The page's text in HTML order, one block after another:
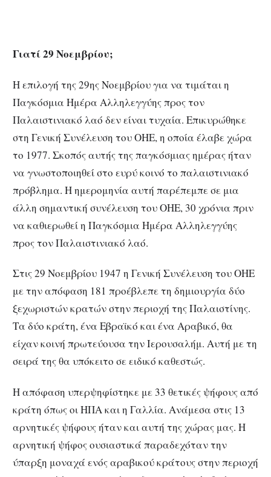
Γιατί 29 Νοεμβρίου;
Η επιλογή της 29ης Νοεμβρίου για να τιμάται η
Παγκόσμια Ημέρα Αλληλεγγύης προς τον
Παλαιστινιακό λαό δεν είναι τυχαία. Επικυρώθηκε
στη Γενική Συνέλευση του ΟΗΕ, η οποία έλαβε χώρα
το 1977. Σκοπός αυτής της παγκόσμιας ημέρας ήταν
να γνωστοποιηθεί στο ευρύ κοινό το παλαιστινιακό
πρόβλημα. Η ημερομηνία αυτή παρέπεμπε σε μια
άλλη σημαντική συνέλευση του ΟΗΕ, 30 χρόνια πριν
να καθιερωθεί η Παγκόσμια Ημέρα Αλληλεγγύης
προς τον Παλαιστινιακό λαό.
Στις 29 Νοεμβρίου 1947 η Γενική Συνέλευση του ΟΗΕ
με την απόφαση 181 προέβλεπε τη δημιουργία δύο
ξεχωριστών κρατών στην περιοχή της Παλαιστίνης.
Τα δύο κράτη, ένα Εβραϊκό και ένα Αραβικό, θα
είχαν κοινή πρωτεύουσα την Ιερουσαλήμ. Αυτή με τη
σειρά της θα υπόκειτο σε ειδικό καθεστώς.
Η απόφαση υπερψηφίστηκε με 33 θετικές ψήφους από
κράτη όπως οι ΗΠΑ και η Γαλλία. Ανάμεσα στις 13
αρνητικές ψήφους ήταν και αυτή της χώρας μας. Η
αρνητική ψήφος ουσιαστικά παραδεχόταν την
ύπαρξη μοναχά ενός αραβικού κράτους στην περιοχή